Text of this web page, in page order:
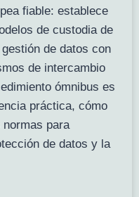
fiable: establece
de custodia de
de datos con
de intercambio
ómnibus es
práctica, cómo
para
de datos y la